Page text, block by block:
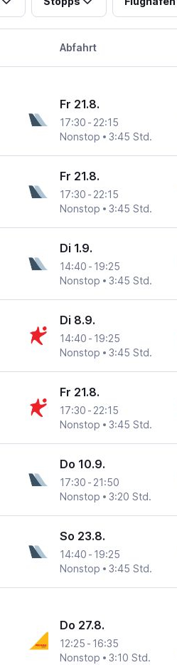
Abfahrt
Fr 21.8.
17:30 - 22:15
Nonstop
3:45 Std.
Fr 21.8.
17:30 - 22:15
Nonstop
3:45 Std.
Di 1.9.
14:40 - 19:25
Nonstop
3:45 Std.
Di 8.9.
14:40 - 19:25
Nonstop
3:45 Std.
Fr 21.8.
17:30 - 22:15
Nonstop
3:45 Std.
Do 10.9.
17:30 - 21:50
Nonstop
3:20 Std.
So 23.8.
14:40 - 19:25
Nonstop
3:45 Std.
Do 27.8.
12:25 - 16:35
Nonstop
3:10 Std.